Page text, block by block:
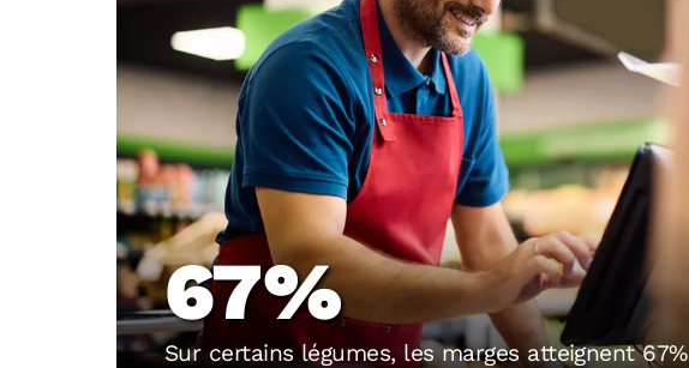
67%
Sur certains légumes, les marges atteignent 67%